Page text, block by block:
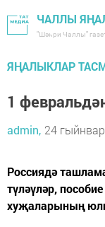
ЧАЛЛЫ
"Шәһри Чаллы"
ЯҢАЛЫКЛАР
1
admin, 24
Россиядә
түләүләр,
хуҗаларының